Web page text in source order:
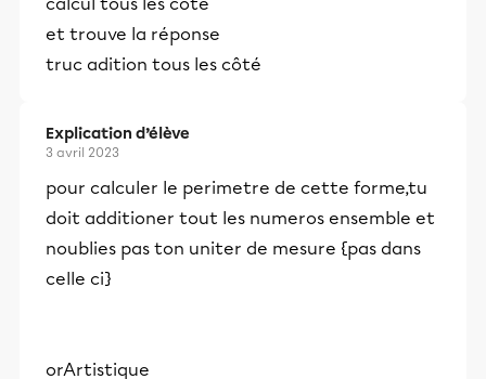
calcul tous les coté
et trouve la réponse
truc adition tous les côté
Explication d’élève
3 avril 2023
pour calculer le perimetre de cette forme,tu
doit additioner tout les numeros ensemble et
noublies pas ton uniter de mesure {pas dans
celle ci}
orArtistique